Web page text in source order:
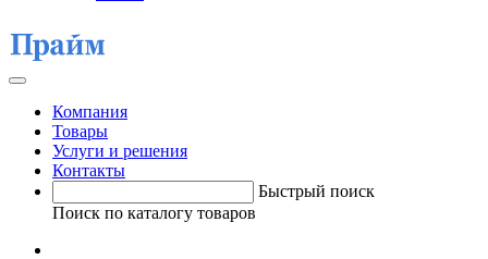
Компания
Товары
Услуги и решения
Контакты
Быстрый поиск
Поиск по каталогу товаров